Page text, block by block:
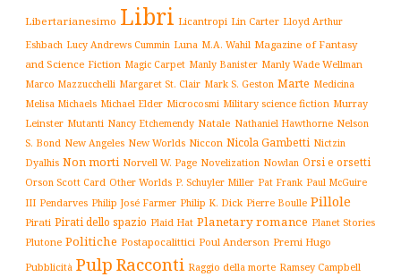
Libertarianesimo Libri Licantropi Lin Carter Lloyd Arthur
Eshbach Lucy Andrews Cummin Luna M.A. Wahil Magazine of Fantasy
and Science Fiction Magic Carpet Manly Banister Manly Wade Wellman
Marco Mazzucchelli Margaret St. Clair Mark S. Geston Marte Medicina
Melisa Michaels Michael Elder Microcosmi Military science fiction Murray
Leinster Mutanti Nancy Etchemendy Natale Nathaniel Hawthorne Nelson
S. Bond New Angeles New Worlds Niccon Nicola Gambetti Nictzin
Dyalhis Non morti Norvell W. Page Novelization Nowlan Orsi e orsetti
Orson Scott Card Other Worlds P. Schuyler Miller Pat Frank Paul McGuire
III Pendarves Philip José Farmer Philip K. Dick Pierre Boulle Pillole
Pirati Pirati dello spazio Plaid Hat Planetary romance Planet Stories
Plutone Politiche Postapocalittici Poul Anderson Premi Hugo
Pubblicità Pulp Racconti Raggio della morte Ramsey Campbell